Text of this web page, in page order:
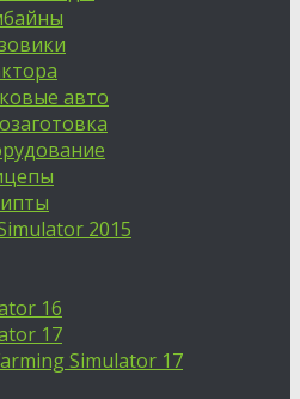
авто
2015
16
17
Simulator 17